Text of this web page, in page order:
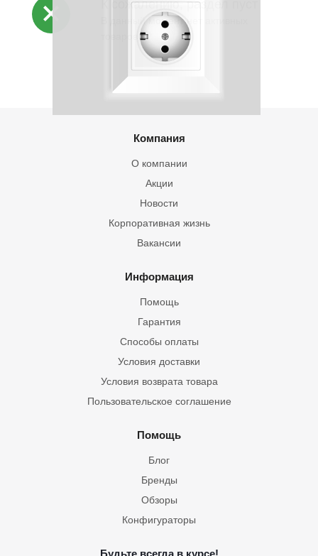
К сожалению, раздел пуст
В данный момент нет активных
Компания
О компании
Акции
Новости
Корпоративная жизнь
Вакансии
Информация
Помощь
Гарантия
Способы оплаты
Условия доставки
Условия возврата товара
Пользовательское соглашение
Помощь
Блог
Бренды
Обзоры
Конфигураторы
Будьте всегда в курсе!